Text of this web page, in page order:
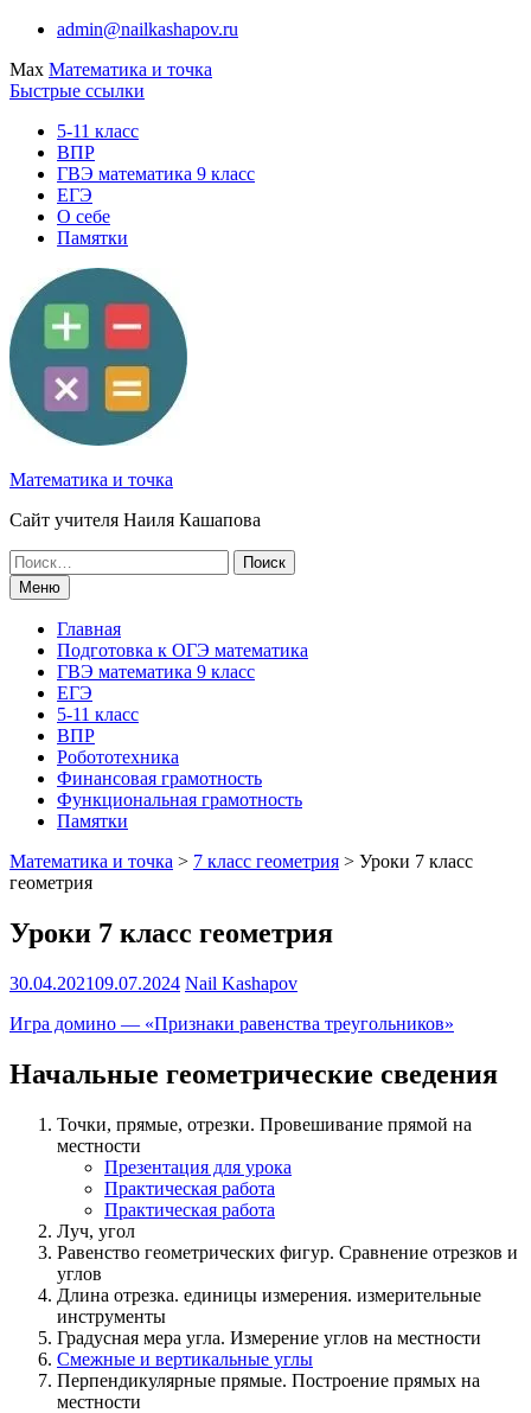
Перейти
содержимому
admin@nailkashapov.ru
Max Математика и точка
Быстрые ссылки
5-11 класс
ВПР
ГВЭ математика 9 класс
ЕГЭ
О себе
Памятки
Математика и точка
Сайт учителя Наиля Кашапова
Поиск
по:Меню
Главная
Подготовка к ОГЭ математика
ГВЭ математика 9 класс
ЕГЭ
5-11 класс
ВПР
Робототехника
Финансовая грамотность
Функциональная грамотность
Памятки
Математика и точка > 7 класс геометрия > Уроки 7 класс
геометрия
Уроки 7 класс геометрия
30.04.202109.07.2024 Nail Kashapov
Игра домино — «Признаки равенства треугольников»
Начальные геометрические сведения
Точки, прямые, отрезки. Провешивание прямой на
местности
Презентация для урока
Практическая работа
Практическая работа
Луч, угол
Равенство геометрических фигур. Сравнение отрезков и
углов
Длина отрезка. единицы измерения. измерительные
инструменты
Градусная мера угла. Измерение углов на местности
Смежные и вертикальные углы
Перпендикулярные прямые. Построение прямых на
местности